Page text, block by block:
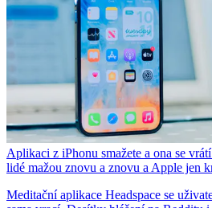
Aplikaci z iPhonu smažete a ona se
lidé mažou znovu a znovu a Apple jen
Meditační aplikace Headspace se